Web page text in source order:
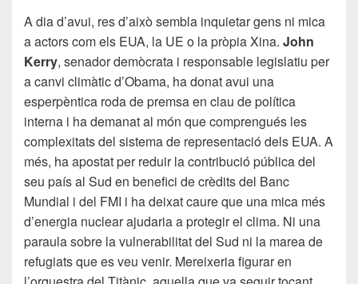
A dia d’avui, res d’això sembla inquietar gens ni mica
a actors com els EUA, la UE o la pròpia Xina. John
Kerry, senador demòcrata i responsable legislatiu per
a canvi climàtic d’Obama, ha donat avui una
esperpèntica roda de premsa en clau de política
interna i ha demanat al món que comprengués les
complexitats del sistema de representació dels EUA. A
més, ha apostat per reduir la contribució pública del
seu país al Sud en benefici de crèdits del Banc
Mundial i del FMI i ha deixat caure que una mica més
d’energia nuclear ajudaria a protegir el clima. Ni una
paraula sobre la vulnerabilitat del Sud ni la marea de
refugiats que es veu venir. Mereixeria figurar en